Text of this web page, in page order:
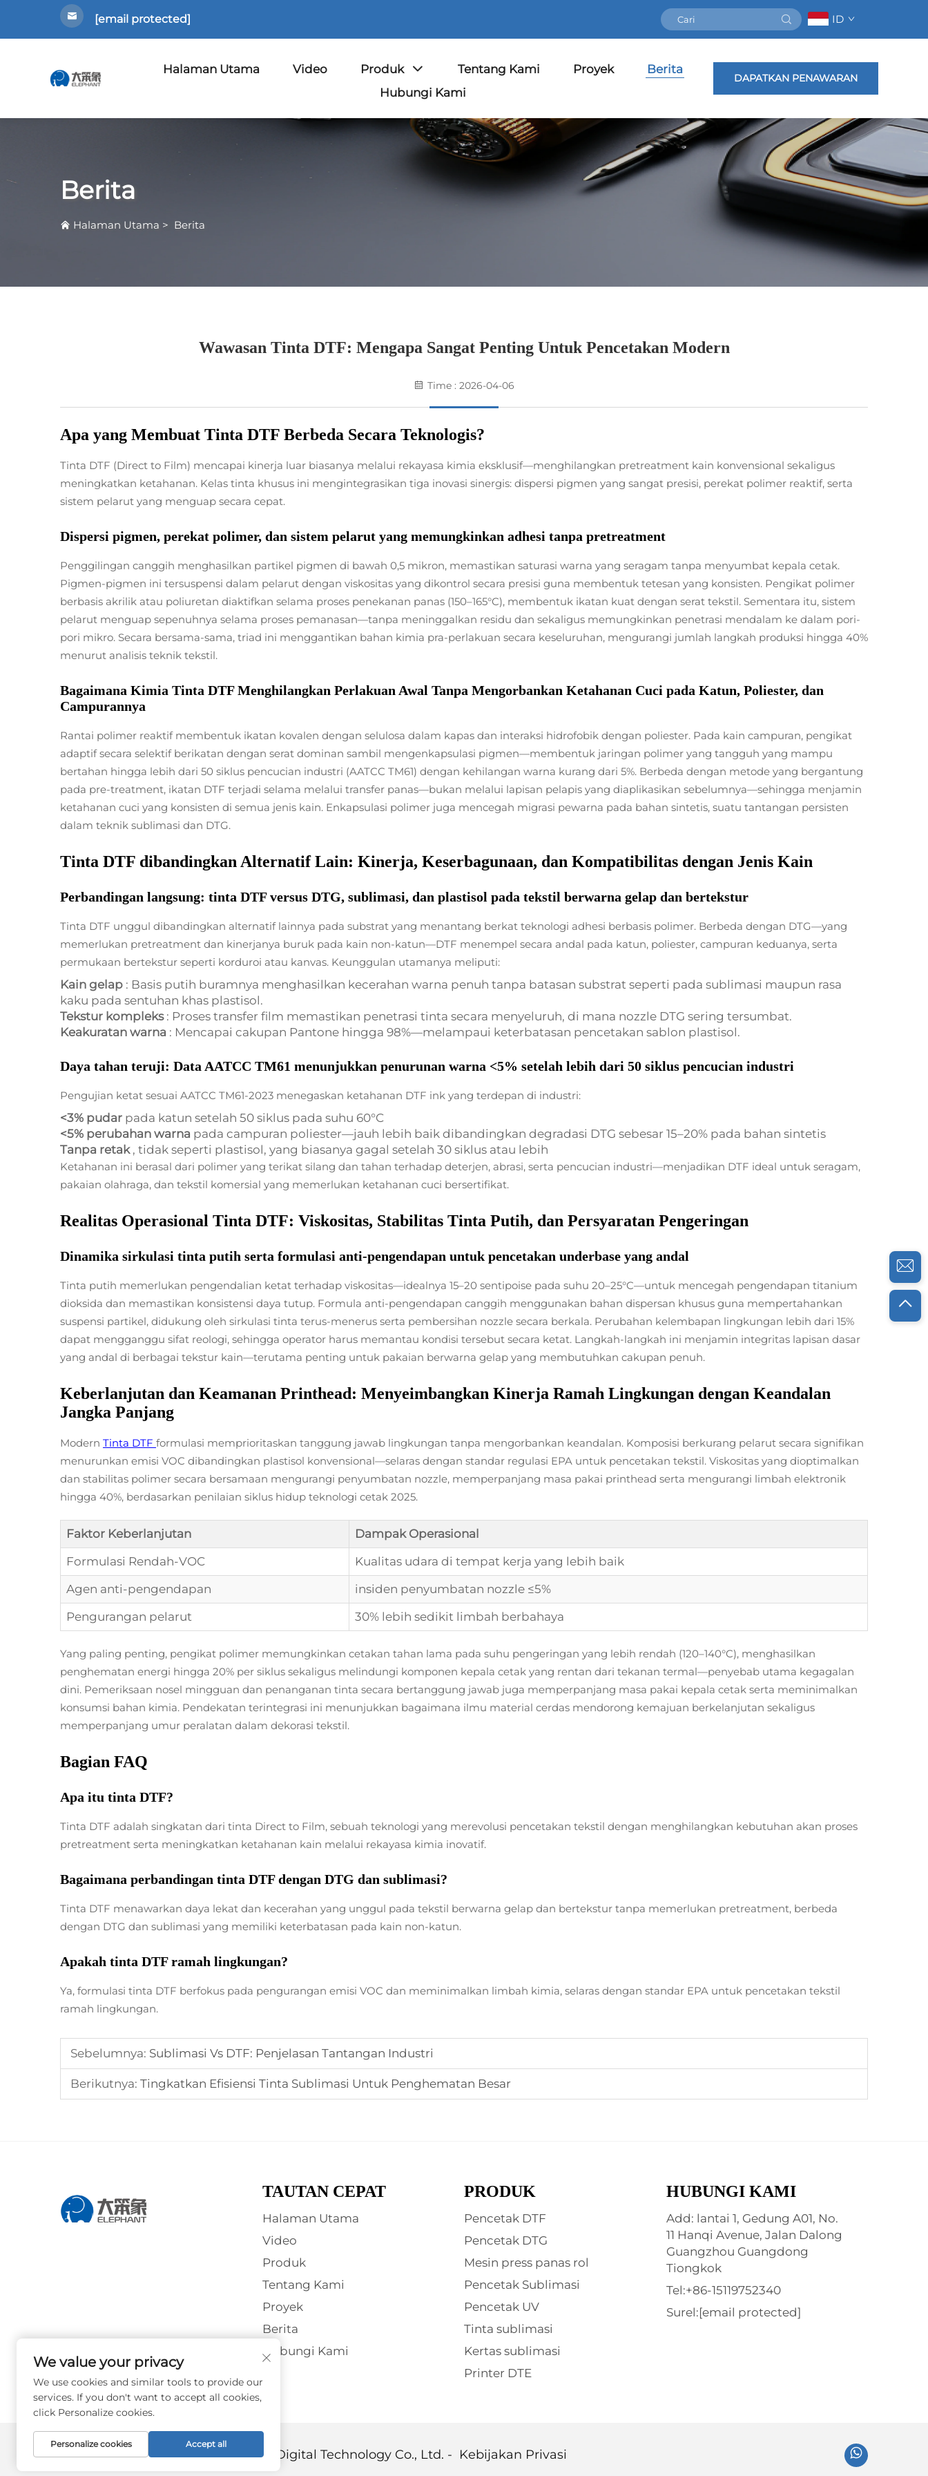
[email protected] ID
Halaman Utama Video Produk Tentang Kami Proyek
Berita
Hubungi Kami
DAPATKAN PENAWARAN
Berita
Halaman Utama > Berita
Wawasan Tinta DTF: Mengapa Sangat Penting Untuk Pencetakan Modern
Time : 2026-04-06
Apa yang Membuat Tinta DTF Berbeda Secara Teknologis?
Tinta DTF (Direct to Film) mencapai kinerja luar biasanya melalui rekayasa kimia eksklusif—menghilangkan pretreatment kain konvensional sekaligus
meningkatkan ketahanan. Kelas tinta khusus ini mengintegrasikan tiga inovasi sinergis: dispersi pigmen yang sangat presisi, perekat polimer reaktif, serta
sistem pelarut yang menguap secara cepat.
Dispersi pigmen, perekat polimer, dan sistem pelarut yang memungkinkan adhesi tanpa pretreatment
Penggilingan canggih menghasilkan partikel pigmen di bawah 0,5 mikron, memastikan saturasi warna yang seragam tanpa menyumbat kepala cetak.
Pigmen-pigmen ini tersuspensi dalam pelarut dengan viskositas yang dikontrol secara presisi guna membentuk tetesan yang konsisten. Pengikat polimer
berbasis akrilik atau poliuretan diaktifkan selama proses penekanan panas (150–165°C), membentuk ikatan kuat dengan serat tekstil. Sementara itu, sistem
pelarut menguap sepenuhnya selama proses pemanasan—tanpa meninggalkan residu dan sekaligus memungkinkan penetrasi mendalam ke dalam pori-
pori mikro. Secara bersama-sama, triad ini menggantikan bahan kimia pra-perlakuan secara keseluruhan, mengurangi jumlah langkah produksi hingga 40%
menurut analisis teknik tekstil.
Bagaimana Kimia Tinta DTF Menghilangkan Perlakuan Awal Tanpa Mengorbankan Ketahanan Cuci pada Katun, Poliester, dan
Campurannya
Rantai polimer reaktif membentuk ikatan kovalen dengan selulosa dalam kapas dan interaksi hidrofobik dengan poliester. Pada kain campuran, pengikat
adaptif secara selektif berikatan dengan serat dominan sambil mengenkapsulasi pigmen—membentuk jaringan polimer yang tangguh yang mampu
bertahan hingga lebih dari 50 siklus pencucian industri (AATCC TM61) dengan kehilangan warna kurang dari 5%. Berbeda dengan metode yang bergantung
pada pre-treatment, ikatan DTF terjadi selama melalui transfer panas—bukan melalui lapisan pelapis yang diaplikasikan sebelumnya—sehingga menjamin
ketahanan cuci yang konsisten di semua jenis kain. Enkapsulasi polimer juga mencegah migrasi pewarna pada bahan sintetis, suatu tantangan persisten
dalam teknik sublimasi dan DTG.
Tinta DTF dibandingkan Alternatif Lain: Kinerja, Keserbagunaan, dan Kompatibilitas dengan Jenis Kain
Perbandingan langsung: tinta DTF versus DTG, sublimasi, dan plastisol pada tekstil berwarna gelap dan bertekstur
Tinta DTF unggul dibandingkan alternatif lainnya pada substrat yang menantang berkat teknologi adhesi berbasis polimer. Berbeda dengan DTG—yang
memerlukan pretreatment dan kinerjanya buruk pada kain non-katun—DTF menempel secara andal pada katun, poliester, campuran keduanya, serta
permukaan bertekstur seperti korduroi atau kanvas. Keunggulan utamanya meliputi:
Kain gelap : Basis putih buramnya menghasilkan kecerahan warna penuh tanpa batasan substrat seperti pada sublimasi maupun rasa
kaku pada sentuhan khas plastisol.
Tekstur kompleks : Proses transfer film memastikan penetrasi tinta secara menyeluruh, di mana nozzle DTG sering tersumbat.
Keakuratan warna : Mencapai cakupan Pantone hingga 98%—melampaui keterbatasan pencetakan sablon plastisol.
Daya tahan teruji: Data AATCC TM61 menunjukkan penurunan warna <5% setelah lebih dari 50 siklus pencucian industri
Pengujian ketat sesuai AATCC TM61-2023 menegaskan ketahanan DTF ink yang terdepan di industri:
<3% pudar pada katun setelah 50 siklus pada suhu 60°C
<5% perubahan warna pada campuran poliester—jauh lebih baik dibandingkan degradasi DTG sebesar 15–20% pada bahan sintetis
Tanpa retak , tidak seperti plastisol, yang biasanya gagal setelah 30 siklus atau lebih
Ketahanan ini berasal dari polimer yang terikat silang dan tahan terhadap deterjen, abrasi, serta pencucian industri—menjadikan DTF ideal untuk seragam,
pakaian olahraga, dan tekstil komersial yang memerlukan ketahanan cuci bersertifikat.
Realitas Operasional Tinta DTF: Viskositas, Stabilitas Tinta Putih, dan Persyaratan Pengeringan
Dinamika sirkulasi tinta putih serta formulasi anti-pengendapan untuk pencetakan underbase yang andal
Tinta putih memerlukan pengendalian ketat terhadap viskositas—idealnya 15–20 sentipoise pada suhu 20–25°C—untuk mencegah pengendapan titanium
dioksida dan memastikan konsistensi daya tutup. Formula anti-pengendapan canggih menggunakan bahan dispersan khusus guna mempertahankan
suspensi partikel, didukung oleh sirkulasi tinta terus-menerus serta pembersihan nozzle secara berkala. Perubahan kelembapan lingkungan lebih dari 15%
dapat mengganggu sifat reologi, sehingga operator harus memantau kondisi tersebut secara ketat. Langkah-langkah ini menjamin integritas lapisan dasar
yang andal di berbagai tekstur kain—terutama penting untuk pakaian berwarna gelap yang membutuhkan cakupan penuh.
Keberlanjutan dan Keamanan Printhead: Menyeimbangkan Kinerja Ramah Lingkungan dengan Keandalan
Jangka Panjang
Modern Tinta DTF formulasi memprioritaskan tanggung jawab lingkungan tanpa mengorbankan keandalan. Komposisi berkurang pelarut secara signifikan
menurunkan emisi VOC dibandingkan plastisol konvensional—selaras dengan standar regulasi EPA untuk pencetakan tekstil. Viskositas yang dioptimalkan
dan stabilitas polimer secara bersamaan mengurangi penyumbatan nozzle, memperpanjang masa pakai printhead serta mengurangi limbah elektronik
hingga 40%, berdasarkan penilaian siklus hidup teknologi cetak 2025.
Faktor Keberlanjutan
Dampak Operasional
Formulasi Rendah-VOC
Kualitas udara di tempat kerja yang lebih baik
Agen anti-pengendapan
insiden penyumbatan nozzle ≤5%
Pengurangan pelarut
30% lebih sedikit limbah berbahaya
Yang paling penting, pengikat polimer memungkinkan cetakan tahan lama pada suhu pengeringan yang lebih rendah (120–140°C), menghasilkan
penghematan energi hingga 20% per siklus sekaligus melindungi komponen kepala cetak yang rentan dari tekanan termal—penyebab utama kegagalan
dini. Pemeriksaan nosel mingguan dan penanganan tinta secara bertanggung jawab juga memperpanjang masa pakai kepala cetak serta meminimalkan
konsumsi bahan kimia. Pendekatan terintegrasi ini menunjukkan bagaimana ilmu material cerdas mendorong kemajuan berkelanjutan sekaligus
memperpanjang umur peralatan dalam dekorasi tekstil.
Bagian FAQ
Apa itu tinta DTF?
Tinta DTF adalah singkatan dari tinta Direct to Film, sebuah teknologi yang merevolusi pencetakan tekstil dengan menghilangkan kebutuhan akan proses
pretreatment serta meningkatkan ketahanan kain melalui rekayasa kimia inovatif.
Bagaimana perbandingan tinta DTF dengan DTG dan sublimasi?
Tinta DTF menawarkan daya lekat dan kecerahan yang unggul pada tekstil berwarna gelap dan bertekstur tanpa memerlukan pretreatment, berbeda
dengan DTG dan sublimasi yang memiliki keterbatasan pada kain non-katun.
Apakah tinta DTF ramah lingkungan?
Ya, formulasi tinta DTF berfokus pada pengurangan emisi VOC dan meminimalkan limbah kimia, selaras dengan standar EPA untuk pencetakan tekstil
ramah lingkungan.
Sebelumnya: Sublimasi Vs DTF: Penjelasan Tantangan Industri
Berikutnya: Tingkatkan Efisiensi Tinta Sublimasi Untuk Penghematan Besar
TAUTAN CEPAT
Halaman Utama
Video
Produk
Tentang Kami
Proyek
Berita
Hubungi Kami
PRODUK
Pencetak DTF
Pencetak DTG
Mesin press panas rol
Pencetak Sublimasi
Pencetak UV
Tinta sublimasi
Kertas sublimasi
Printer DTE
HUBUNGI KAMI
Add: lantai 1, Gedung A01, No.
11 Hanqi Avenue, Jalan Dalong
Guangzhou Guangdong
Tiongkok
Tel:+86-15119752340
Surel:[email protected]
Hak Cipta © Guangzhou Elephant Digital Technology Co., Ltd. - Kebijakan Privasi
We value your privacy
We use cookies and similar tools to provide our
services. If you don't want to accept all cookies,
click Personalize cookies.
Personalize cookies Accept all